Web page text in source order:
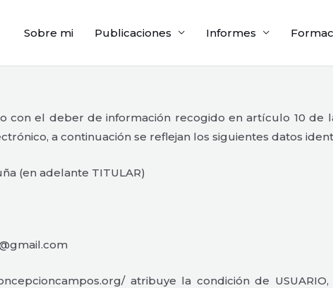
Sobre mi Publicaciones Informes
con el deber de información recogido en artículo 10 de
a continuación se reflejan los siguientes datos
(en adelante TITULAR)
atribuye la condición de